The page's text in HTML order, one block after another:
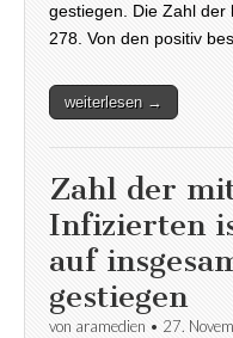
gestiegen. Die Zahl der
278. Von den positiv
weiterlesen →
Zahl der
Infizierten
auf
gestiegen
von aramedien • 27.